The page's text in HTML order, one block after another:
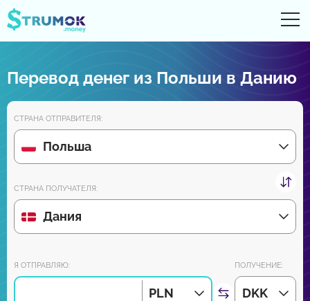
Цифровые счета
Обзоры партнеров
Уже скоро скачайте приложение для Android и iPhone:
Присоединяйся к нам:
Перевод денег из Польши в Данию
СТРАНА ОТПРАВИТЕЛЯ:
Польша
СТРАНА ПОЛУЧАТЕЛЯ:
Дания
Я ОТПРАВЛЯЮ:
PLN
ПОЛУЧЕНИЕ:
DKK